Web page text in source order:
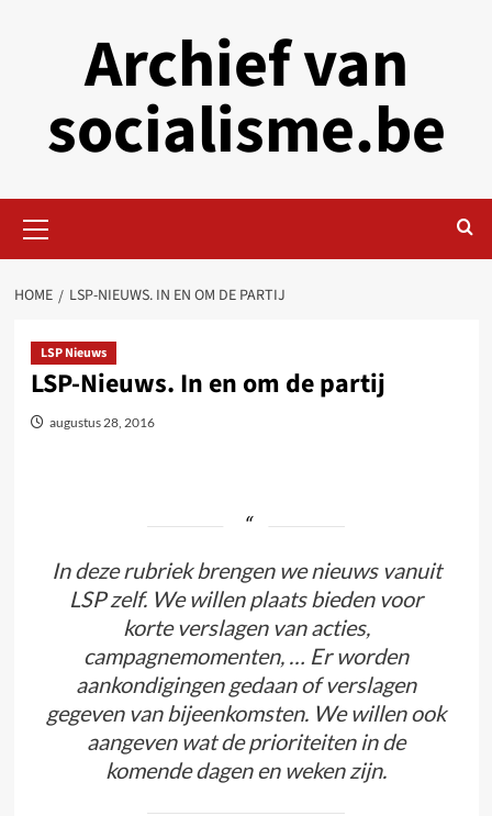
Archief van
socialisme.be
Menu
HOME LSP-NIEUWS. IN EN OM DE PARTIJ
LSP Nieuws
LSP-Nieuws. In en om de partij
augustus 28, 2016
In deze rubriek brengen we nieuws vanuit
LSP zelf. We willen plaats bieden voor
korte verslagen van acties,
campagnemomenten, … Er worden
aankondigingen gedaan of verslagen
gegeven van bijeenkomsten. We willen ook
aangeven wat de prioriteiten in de
komende dagen en weken zijn.